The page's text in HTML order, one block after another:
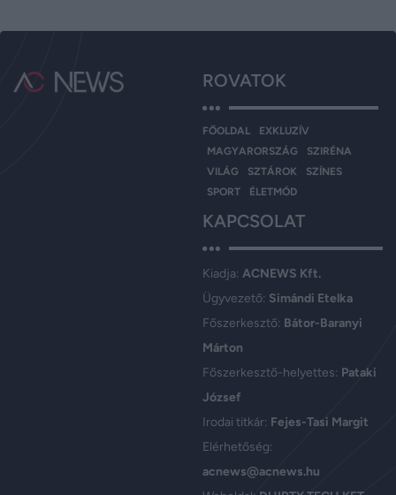
ROVATOK
FŐOLDAL
EXKLUZÍV
MAGYARORSZÁG
SZIRÉNA
VILÁG
SZTÁROK
SZÍNES
SPORT
ÉLETMÓD
KAPCSOLAT
Kiadja: ACNEWS Kft.
Ügyvezető: Simándi Etelka
Főszerkesztő: Bátor-Baranyi
Márton
Főszerkesztő-helyettes: Pataki
József
Irodai titkár: Fejes-Tasi Margit
Elérhetőség:
acnews@acnews.hu